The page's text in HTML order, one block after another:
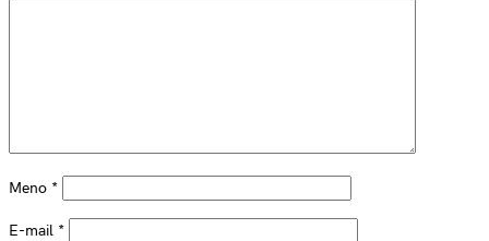
Meno *
E-mail *